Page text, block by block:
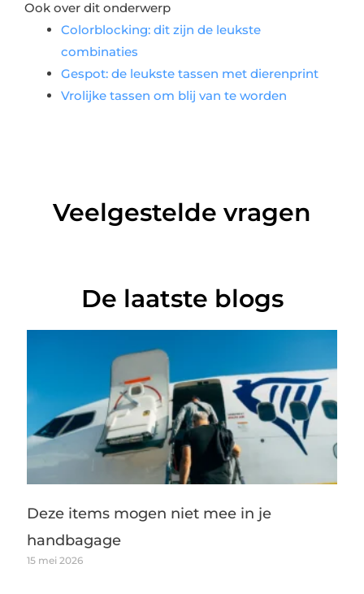
Ook over dit onderwerp
Colorblocking: dit zijn de leukste
combinaties
Gespot: de leukste tassen met dierenprint
Vrolijke tassen om blij van te worden
Veelgestelde vragen
De laatste blogs
Deze items mogen niet mee in je
handbagage
15 mei 2026